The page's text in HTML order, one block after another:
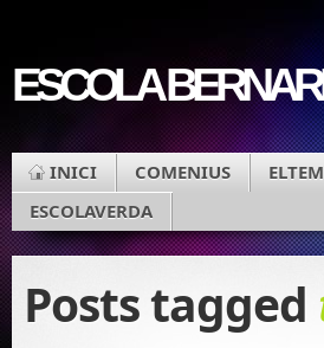
ESCOLA
INICI COMENIUS
ESCOLAVERDA
Posts tagged